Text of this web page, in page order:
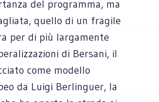
del programma, ma
quello di un fragile
per di più largamente
di Bersani, il
come modello
da Luigi Berlinguer, la